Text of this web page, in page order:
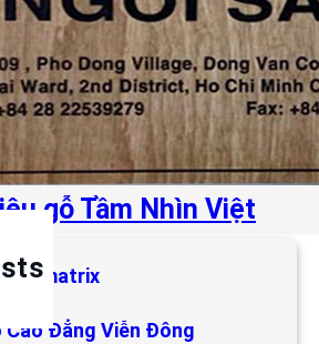
gỗ Tầm Nhìn Việt
matrix
Cao Đẳng Viễn Đông